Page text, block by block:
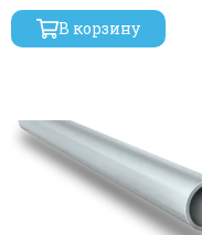
В корзину